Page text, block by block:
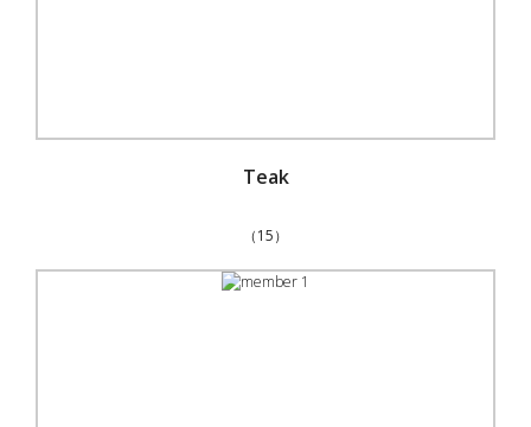
Teak
（15）